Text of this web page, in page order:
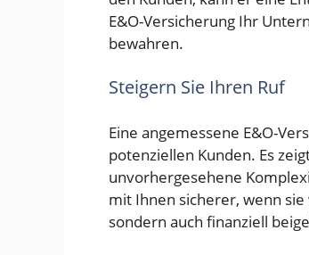
E&O-Versicherung Ihr
bewahren.
Steigern Sie Ihren Ruf
Eine angemessene E&O-
potenziellen Kunden. Es
unvorhergesehene
mit Ihnen sicherer, wenn
sondern auch finanziell